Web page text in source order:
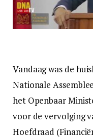
Vandaag was de
Nationale
het Openbaar
voor de vervolging
Hoefdraad